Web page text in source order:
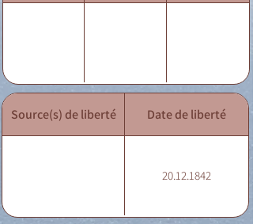
Source(s) de liberté Date de liberté
20.12.1842